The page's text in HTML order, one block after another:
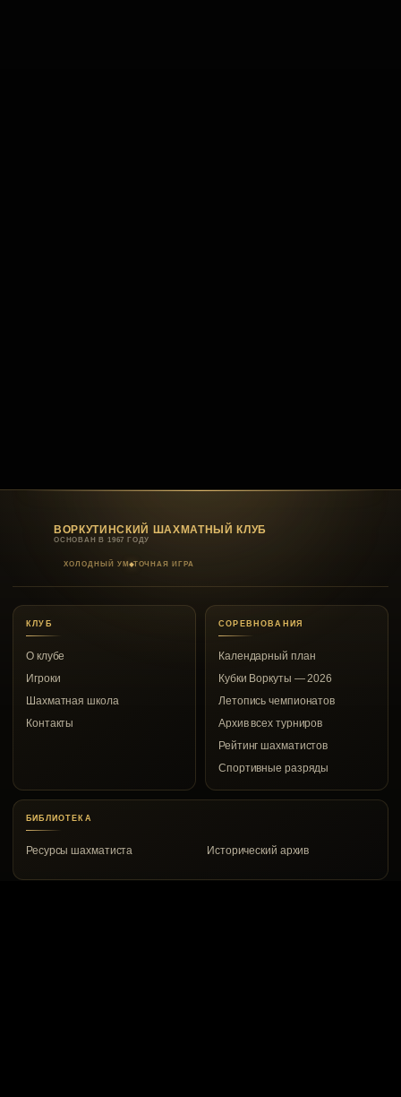
ВОРКУТИНСКИЙ ШАХМАТНЫЙ КЛУБ
ОСНОВАН В 1967 ГОДУ
ХОЛОДНЫЙ УМ ТОЧНАЯ ИГРА
КЛУБ
О клубе
Игроки
Шахматная школа
Контакты
СОРЕВНОВАНИЯ
Календарный план
Кубки Воркуты — 2026
Летопись чемпионатов
Архив всех турниров
Рейтинг шахматистов
Спортивные разряды
БИБЛИОТЕКА
Ресурсы шахматиста Исторический архив